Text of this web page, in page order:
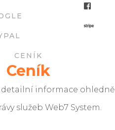
CENÍK
Ceník
detailní informace ohledně
služeb Web7 System.